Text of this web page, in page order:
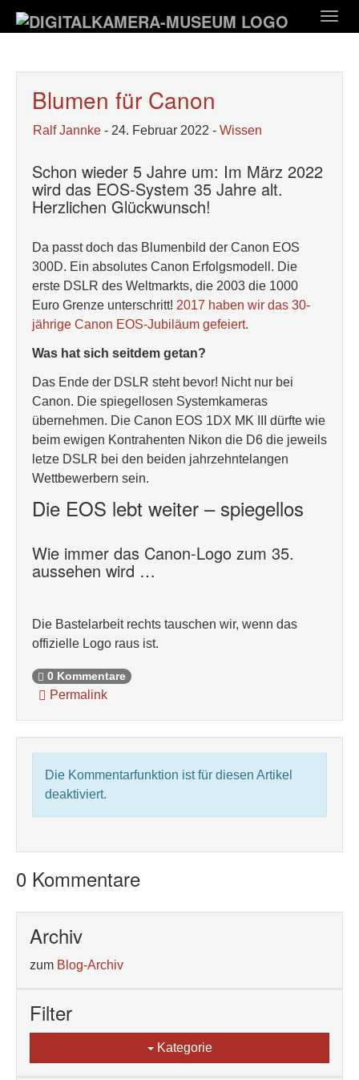
Hauptinhalt
Blumen für Canon
Ralf Jannke - 24. Februar 2022 - Wissen
Schon wieder 5 Jahre um: Im März 2022
wird das EOS-System 35 Jahre alt.
Herzlichen Glückwunsch!
Da passt doch das Blumenbild der Canon EOS
300D. Ein absolutes Canon Erfolgsmodell. Die
erste DSLR des Weltmarkts, die 2003 die 1000
Euro Grenze unterschritt! 2017 haben wir das 30-
jährige Canon EOS-Jubiläum gefeiert.
Was hat sich seitdem getan?
Das Ende der DSLR steht bevor! Nicht nur bei
Canon. Die spiegellosen Systemkameras
übernehmen. Die Canon EOS 1DX MK III dürfte wie
beim ewigen Kontrahenten Nikon die D6 die jeweils
letze DSLR bei den beiden jahrzehntelangen
Wettbewerbern sein.
Die EOS lebt weiter – spiegellos
Wie immer das Canon-Logo zum 35.
aussehen wird …
Die Bastelarbeit rechts tauschen wir, wenn das
offizielle Logo raus ist.
0 Kommentare
Permalink
Die Kommentarfunktion ist für diesen Artikel
deaktiviert.
0 Kommentare
Archiv
zum Blog-Archiv
Filter
Kategorie